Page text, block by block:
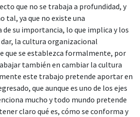
que no se trabaja a profundidad, y
tal, ya que no existe una
de su importancia, lo que implica y los
la cultura organizacional
que se establezca formalmente, por
también en cambiar la cultura
este trabajo pretende aportar en
que aunque es uno de los ejes
mucho y todo mundo pretende
claro qué es, cómo se conforma y